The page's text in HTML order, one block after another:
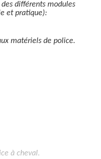
différents modules
et pratique):
matériels de police.
à cheval.